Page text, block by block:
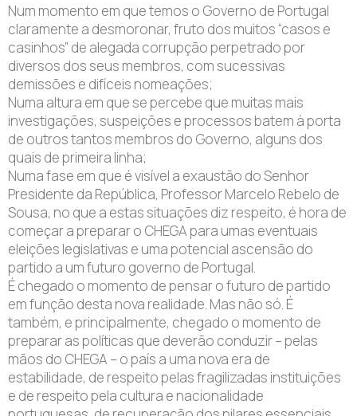
Num momento em que temos o Governo de Portugal
claramente a desmoronar, fruto dos muitos “casos e
casinhos” de alegada corrupção perpetrado por
diversos dos seus membros, com sucessivas
demissões e difíceis nomeações;
Numa altura em que se percebe que muitas mais
investigações, suspeições e processos batem à porta
de outros tantos membros do Governo, alguns dos
quais de primeira linha;
Numa fase em que é visível a exaustão do Senhor
Presidente da República, Professor Marcelo Rebelo de
Sousa, no que a estas situações diz respeito, é hora de
começar a preparar o CHEGA para umas eventuais
eleições legislativas e uma potencial ascensão do
partido a um futuro governo de Portugal.
É chegado o momento de pensar o futuro de partido
em função desta nova realidade. Mas não só. É
também, e principalmente, chegado o momento de
preparar as políticas que deverão conduzir – pelas
mãos do CHEGA – o país a uma nova era de
estabilidade, de respeito pelas fragilizadas instituições
e de respeito pela cultura e nacionalidade